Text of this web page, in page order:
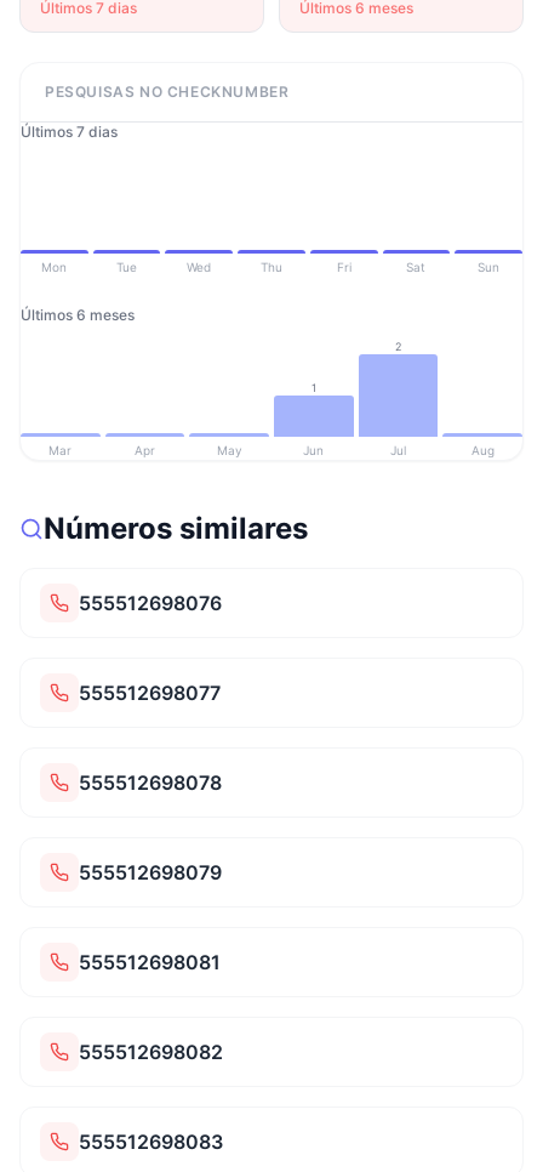
Últimos 7 dias
Últimos 6 meses
PESQUISAS NO CHECKNUMBER
Últimos 7 dias
Mon Tue Wed Thu Fri Sat Sun
Últimos 6 meses
1
2
Mar Apr May Jun Jul Aug
Números similares
555512698076
555512698077
555512698078
555512698079
555512698081
555512698082
555512698083